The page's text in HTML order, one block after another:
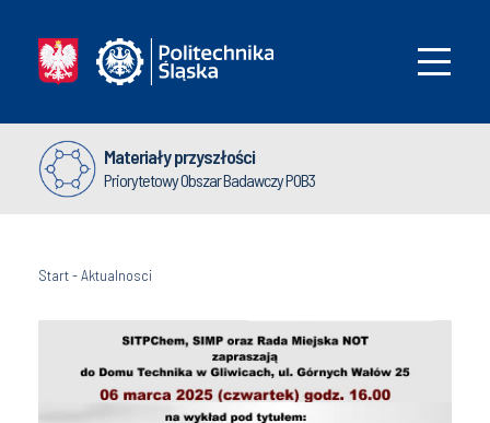
Materiały przyszłości
Priorytetowy Obszar Badawczy POB3
Start-Aktualnosci